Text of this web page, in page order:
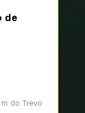
de
do Trevo